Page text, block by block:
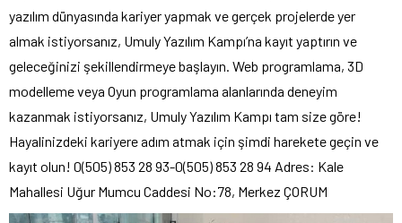
yazılım dünyasında kariyer yapmak ve gerçek projelerde yer
almak istiyorsanız, Umuly Yazılım Kampı’na kayıt yaptırın ve
geleceğinizi şekillendirmeye başlayın. Web programlama, 3D
modelleme veya Oyun programlama alanlarında deneyim
kazanmak istiyorsanız, Umuly Yazılım Kampı tam size göre!
Hayalinizdeki kariyere adım atmak için şimdi harekete geçin ve
kayıt olun! 0(505) 853 28 93-0(505) 853 28 94 Adres: Kale
Mahallesi Uğur Mumcu Caddesi No:78, Merkez ÇORUM